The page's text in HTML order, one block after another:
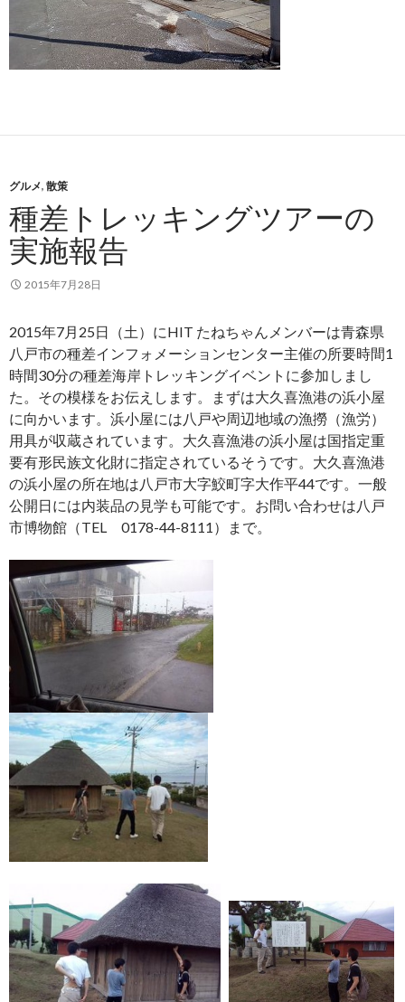
グルメ, 散策
種差トレッキングツアーの
実施報告
2015年7月28日
2015年7月25日（土）にHIT たねちゃんメンバーは青森県
八戸市の種差インフォメーションセンター主催の所要時間1
時間30分の種差海岸トレッキングイベントに参加しまし
た。その模様をお伝えします。まずは大久喜漁港の浜小屋
に向かいます。浜小屋には八戸や周辺地域の漁撈（漁労）
用具が収蔵されています。大久喜漁港の浜小屋は国指定重
要有形民族文化財に指定されているそうです。大久喜漁港
の浜小屋の所在地は八戸市大字鮫町字大作平44です。一般
公開日には内装品の見学も可能です。お問い合わせは八戸
市博物館（TEL 0178-44-8111）まで。